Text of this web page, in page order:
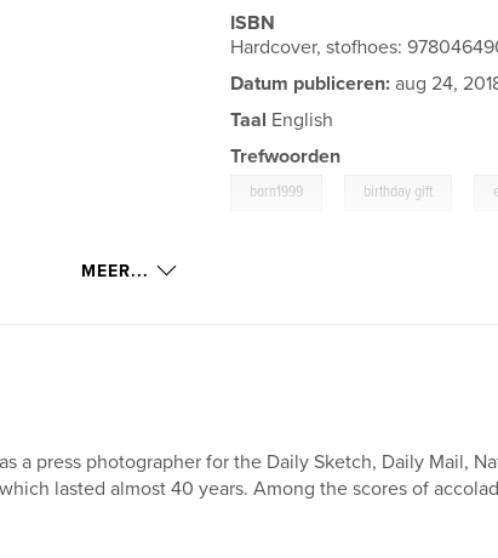
ISBN
Hardcover, stofhoes:
Datum publiceren: aug 24,
Taal English
Trefwoorden
born1999 birthday gift
MEER...
a press photographer for the Daily Sketch, Daily Mail,
lasted almost 40 years. Among the scores of